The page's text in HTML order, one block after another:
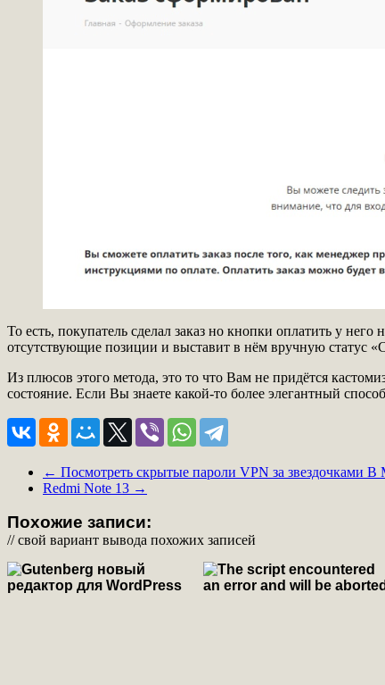
То есть, покупатель сделал заказ но кнопки оплатить у
отсутствующие позиции и выставит в нём вручную статус
Из плюсов этого метода, это то что Вам не придётся
состояние. Если Вы знаете какой-то более элегантный
← Посмотреть скрытые пароли VPN за звездочками
Redmi Note 13 →
Похожие записи:
// свой вариант вывода похожих записей